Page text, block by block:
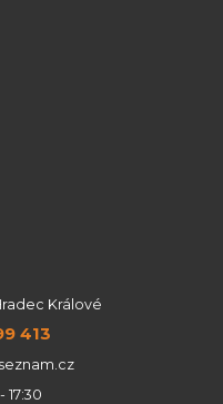
Králové
413
17:30